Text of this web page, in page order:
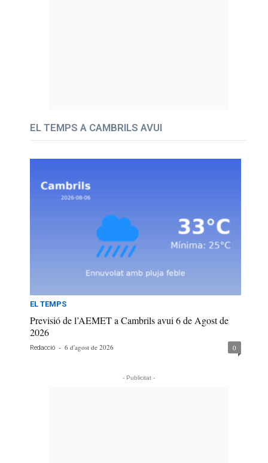
EL TEMPS A CAMBRILS AVUI
EL TEMPS
Previsió de l’AEMET a Cambrils avui 6 de Agost de
2026
Redacció - 6 d'agost de 2026 0
- Publicitat -